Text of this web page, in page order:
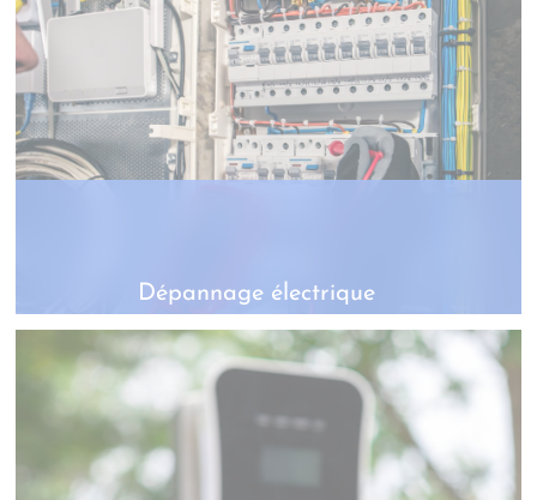
Dépannage électrique